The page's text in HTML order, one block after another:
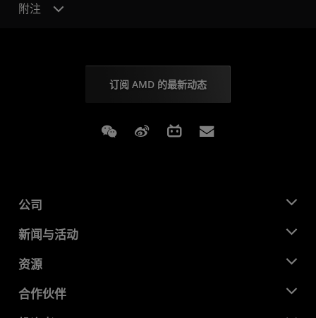
附注
订阅 AMD 的最新动态
Weixin Weibo Bilibili
公司
关于 AMD
企业责任
就业机会
联系我们
新闻与活动
新闻中心
媒体库
资源
开发中心
合作伙伴